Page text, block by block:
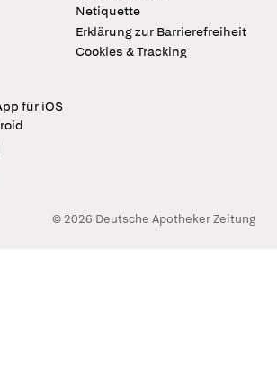
Netiquette
Erklärung zur Barrierefreiheit
Cookies & Tracking
für iOS
© 2026 Deutsche Apotheker Zeitung